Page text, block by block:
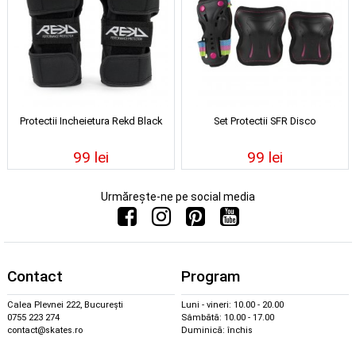
Protectii Incheietura Rekd Black
99 lei
Set Protectii SFR Disco
99 lei
Urmărește-ne pe social media
Contact
Calea Plevnei 222, București
0755 223 274
contact@skates.ro
Program
Luni - vineri: 10.00 - 20.00
Sâmbătă: 10.00 - 17.00
Duminică: închis